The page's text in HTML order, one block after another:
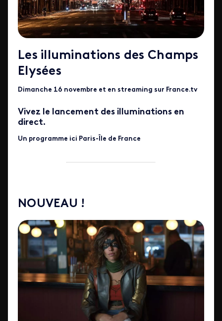
Les illuminations des Champs
Elysées
Dimanche 16 novembre et en streaming sur France.tv
Vivez le lancement des illuminations en
direct.
Un programme ici Paris-Île de France
NOUVEAU !